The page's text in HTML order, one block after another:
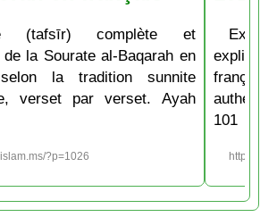
(tafsīr) complète et
la Sourate al-Baqarah en
la tradition sunnite
verset par verset. Ayah
?p=1026
101
https://